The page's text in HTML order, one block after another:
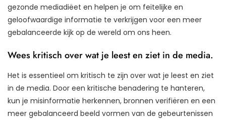
gezonde mediadiëet en helpen je om feitelijke en
geloofwaardige informatie te verkrijgen voor een meer
gebalanceerde kijk op de wereld om ons heen.
Wees kritisch over wat je leest en ziet in de media.
Het is essentieel om kritisch te zijn over wat je leest en ziet
in de media. Door een kritische benadering te hanteren,
kun je misinformatie herkennen, bronnen verifiëren en een
meer gebalanceerd beeld vormen van de gebeurtenissen